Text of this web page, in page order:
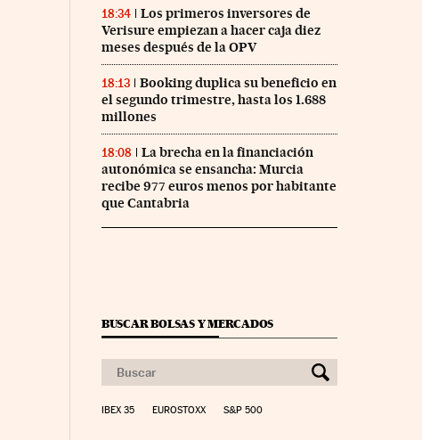
18:34
Los primeros inversores de
Verisure empiezan a hacer caja diez
meses después de la OPV
18:13
Booking duplica su beneficio en
el segundo trimestre, hasta los 1.688
millones
18:08
La brecha en la financiación
autonómica se ensancha: Murcia
recibe 977 euros menos por habitante
que Cantabria
BUSCAR BOLSAS Y MERCADOS
IBEX 35 EUROSTOXX S&P 500